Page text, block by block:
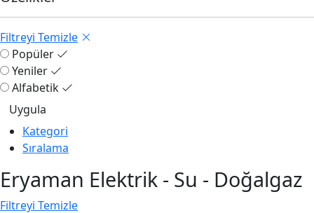
Filtreyi Temizle
Popüler
Yeniler
Alfabetik
Kategori
Sıralama
Eryaman Elektrik - Su - Doğalgaz
Filtreyi Temizle